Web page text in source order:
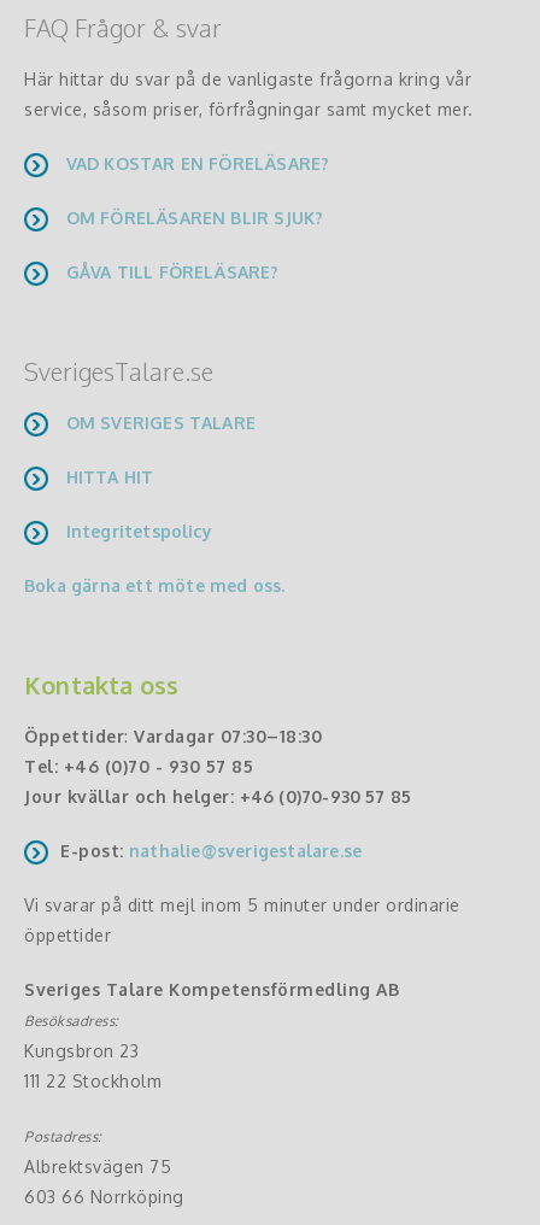
FAQ Frågor & svar
Här hittar du svar på de vanligaste frågorna kring vår
service, såsom priser, förfrågningar samt mycket mer.
VAD KOSTAR EN FÖRELÄSARE?
OM FÖRELÄSAREN BLIR SJUK?
GÅVA TILL FÖRELÄSARE?
SverigesTalare.se
OM SVERIGES TALARE
HITTA HIT
Integritetspolicy
Boka gärna ett möte med oss.
Kontakta oss
Öppettider: Vardagar 07:30–18:30
Tel: +46 (0)70 - 930 57 85
Jour kvällar och helger: +46 (0)70-930 57 85
E-post: nathalie@sverigestalare.se
Vi svarar på ditt mejl inom 5 minuter under ordinarie
öppettider
Sveriges Talare Kompetensförmedling AB
Besöksadress:
Kungsbron 23
111 22 Stockholm
Postadress:
Albrektsvägen 75
603 66 Norrköping